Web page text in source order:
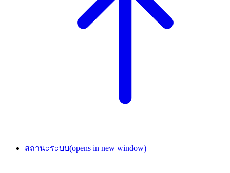
สถานะระบบ(opens in new window)